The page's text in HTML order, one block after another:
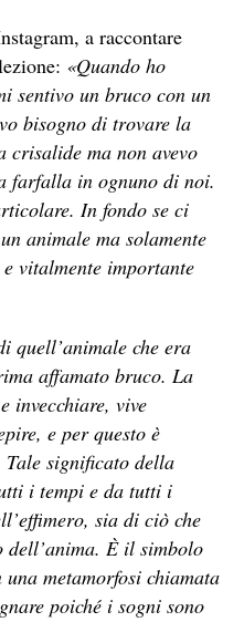
a raccontare
«Quando ho
sentivo un bruco con un
bisogno di trovare la
crisalide ma non avevo
farfalla in ognuno di noi.
In fondo se ci
animale ma solamente
vitalmente importante
quell’animale che era
affamato bruco. La
invecchiare, vive
e per questo è
significato della
i tempi e da tutti i
sia di ciò che
È il simbolo
metamorfosi chiamata
poiché i sogni sono